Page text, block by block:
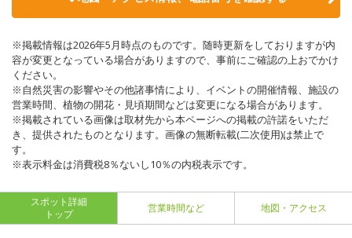
※掲載情報は2026年5月時点のものです。随時更新をしておりますが内
容が変更となっている場合がありますので、事前にご確認の上おでかけ
ください。
※自然災害の影響やその他諸事情により、イベントの開催情報、施設の
営業時間、植物の開花・見頃期間などは変更になる場合があります。
※掲載されている画像は取材先から本ページへの掲載の許諾をいただ
き、提供されたものとなります。画像の無断転載(二次使用)は禁止で
す。
※表示料金は消費税8％ないし10％の内税表示です。
スポット詳細
トップ
営業時間など 地図・アクセス